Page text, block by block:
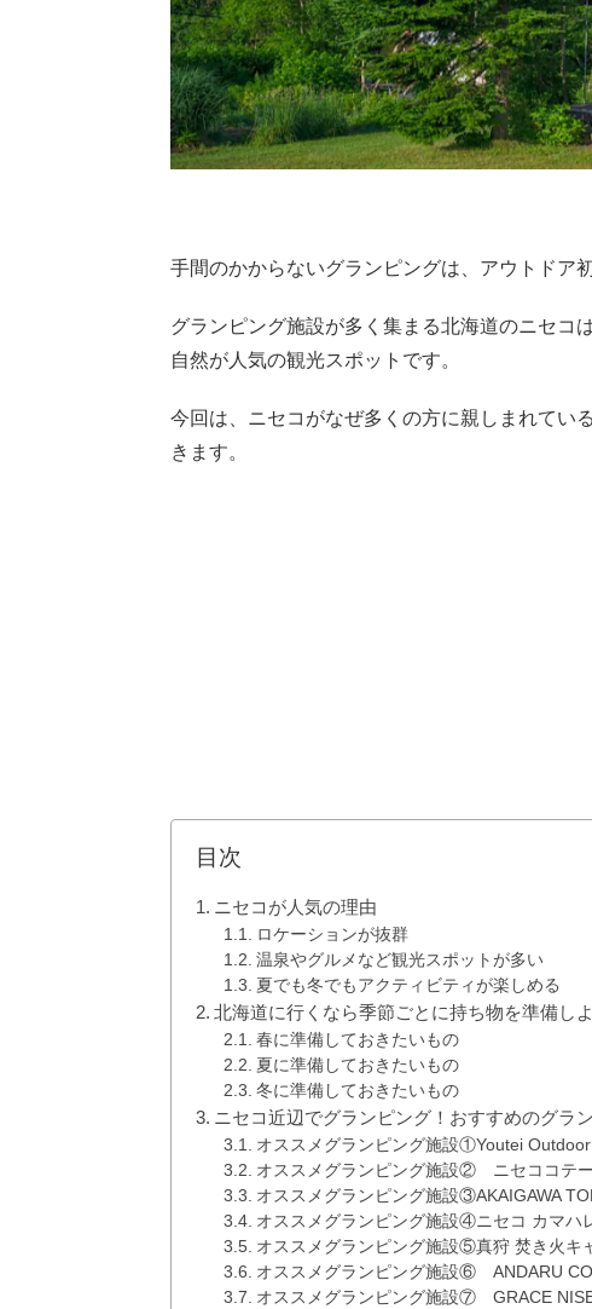
手間のかからないグランピングは、アウトドア
グランピング施設が多く集まる北海道のニセコ
自然が人気の観光スポットです。
今回は、ニセコがなぜ多くの方に親しまれてい
きます。
目次
ニセコが人気の理由
ロケーションが抜群
温泉やグルメなど観光スポットが多い
夏でも冬でもアクティビティが楽しめる
北海道に行くなら季節ごとに持ち物を準備し
春に準備しておきたいもの
夏に準備しておきたいもの
冬に準備しておきたいもの
ニセコ近辺でグランピング！おすすめのグラ
オススメグランピング施設①Youtei Outdoor
オススメグランピング施設② ニセココテ
オススメグランピング施設③AKAIGAWA
オススメグランピング施設④ニセコ カマハ
オススメグランピング施設⑤真狩 焚き火キ
オススメグランピング施設⑥ ANDARU
オススメグランピング施設⑦ GRACE